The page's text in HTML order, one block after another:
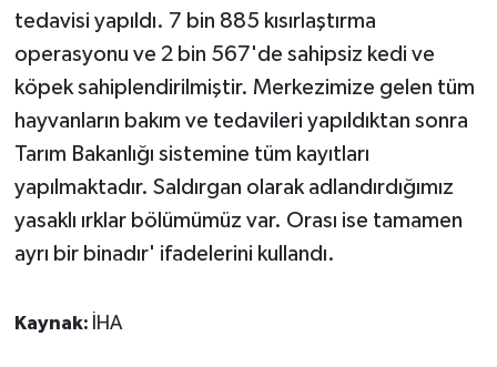
tedavisi yapıldı. 7 bin 885 kısırlaştırma
operasyonu ve 2 bin 567'de sahipsiz kedi ve
köpek sahiplendirilmiştir. Merkezimize gelen tüm
hayvanların bakım ve tedavileri yapıldıktan sonra
Tarım Bakanlığı sistemine tüm kayıtları
yapılmaktadır. Saldırgan olarak adlandırdığımız
yasaklı ırklar bölümümüz var. Orası ise tamamen
ayrı bir binadır' ifadelerini kullandı.
Kaynak: İHA